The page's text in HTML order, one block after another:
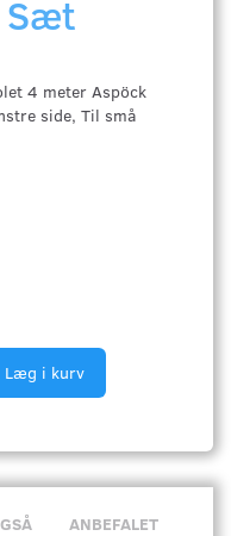
Sæt
4 meter Aspöck
side, Til små
Læg i kurv
ANBEFALET